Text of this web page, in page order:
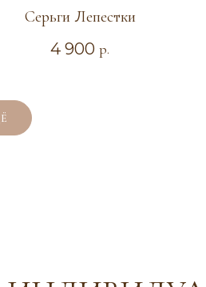
Серьги Лепестки
4 900 р.